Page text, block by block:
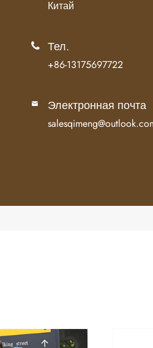
Китай
 Тел.
+86-13175697722
 Электронная почта